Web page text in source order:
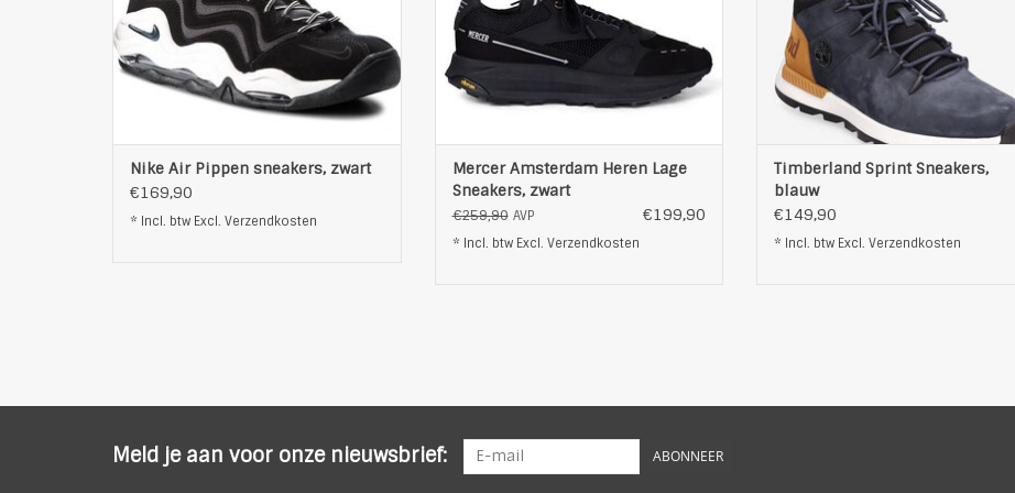
extra's: uitneembare binnenzool
logo aan de
TOEVOEGEN AAN WINKELWAGEN
Nike Air Pippen sneakers, zwart
€169,90
* Incl. btw Excl. Verzendkosten
TOEVOEGEN AAN WINKELWAGEN
Mercer Amsterdam Heren Lage
Sneakers, zwart
€259,90 AVP €199,90
* Incl. btw Excl. Verzendkosten
Low Cut
geruwd leder
afgeronde neus
Met 5 vetergaten
kleur: multi
TOEVOEGEN AAN WINKELWAGEN
Timberland Sprint Sneakers,
blauw
€149,90
* Incl. btw Excl. Verzendkosten
Meld je aan voor onze nieuwsbrief: ABONNEER